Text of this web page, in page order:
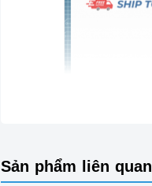
Sản phẩm liên quan